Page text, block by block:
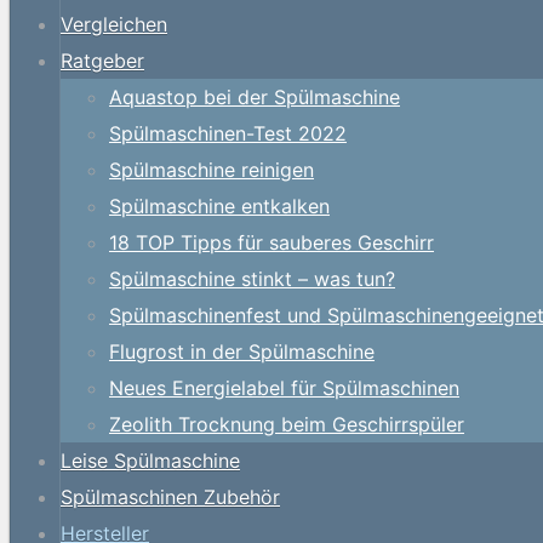
Vergleichen
Ratgeber
Aquastop bei der Spülmaschine
Spülmaschinen-Test 2022
Spülmaschine reinigen
Spülmaschine entkalken
18 TOP Tipps für sauberes Geschirr
Spülmaschine stinkt – was tun?
Spülmaschinenfest und Spülmaschinengeeignet
Flugrost in der Spülmaschine
Neues Energielabel für Spülmaschinen
Zeolith Trocknung beim Geschirrspüler
Leise Spülmaschine
Spülmaschinen Zubehör
Hersteller